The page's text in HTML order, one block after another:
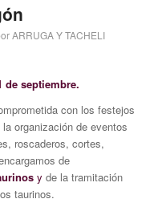
ARRUGA Y TACHELI
de septiembre.
con los festejos
organización de eventos
roscaderos, cortes,
de
y de la tramitación
taurinos.